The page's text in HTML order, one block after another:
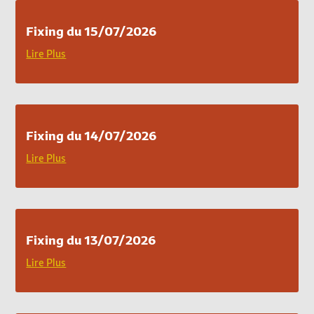
Fixing du 15/07/2026
Lire Plus
Fixing du 14/07/2026
Lire Plus
Fixing du 13/07/2026
Lire Plus